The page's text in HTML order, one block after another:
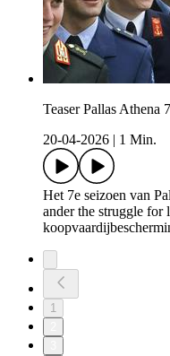
Teaser Pallas Athena
20-04-2026
1 Min.
Het 7e seizoen van
ander the struggle for
1